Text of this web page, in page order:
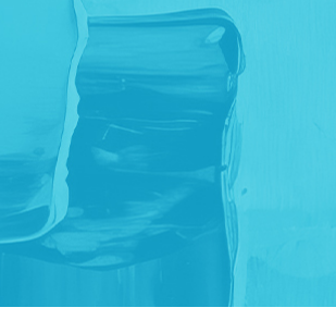
コペルの教育方針
コペルの教育方針 TOP
100%の力を引き出す
心の子育て
潜在能力を引き出す
新着情報
新着情報 TOP
お知らせ
幼児コース
マタニティクラス
幼児コース
マタニティクラス
幼児教育お役立ち情報